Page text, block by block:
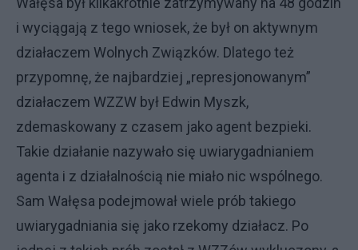
i wyciągają z tego wniosek, że był on aktywnym
działaczem Wolnych Związków. Dlatego też
przypomnę, że najbardziej „represjonowanym”
działaczem WZZW był Edwin Myszk,
zdemaskowany z czasem jako agent bezpieki.
Takie działanie nazywało się uwiarygadnianiem
agenta i z działalnością nie miało nic wspólnego.
Sam Wałęsa podejmował wiele prób takiego
uwiarygadniania się jako rzekomy działacz. Po